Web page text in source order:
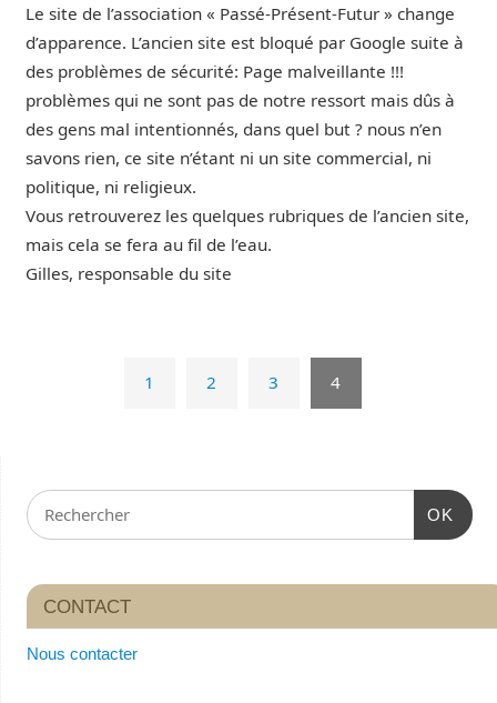
Le site de l’association « Passé-Présent-Futur » change
d’apparence. L’ancien site est bloqué par Google suite à
des problèmes de sécurité: Page malveillante !!!
problèmes qui ne sont pas de notre ressort mais dûs à
des gens mal intentionnés, dans quel but ? nous n’en
savons rien, ce site n’étant ni un site commercial, ni
politique, ni religieux.
Vous retrouverez les quelques rubriques de l’ancien site,
mais cela se fera au fil de l’eau.
Gilles, responsable du site
1 2 3 4
OK
CONTACT
Nous contacter